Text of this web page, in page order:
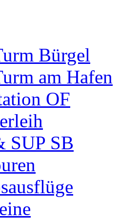
Bürgel
am Hafen
OF
SUP SB